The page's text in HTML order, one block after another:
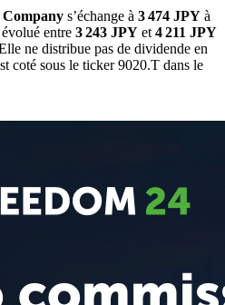
s’échange à 3 474 JPY à
entre 3 243 JPY et 4 211 JPY
ne distribue pas de dividende en
coté sous le ticker9020.T dans le